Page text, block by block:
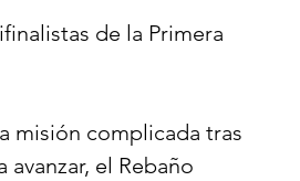
de la Primera
misión complicada tras
avanzar, el Rebaño